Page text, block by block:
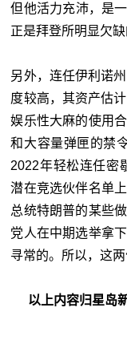
但他活力充沛，是
正是拜登所明显欠缺
另外，连任伊利诺
度较高，其资产估
娱乐性大麻的使用
和大容量弹匣的禁
2022年轻松连任密
潜在竞选伙伴名单
总统特朗普的某些
党人在中期选举拿
寻常的。所以，这
以上内容归星岛